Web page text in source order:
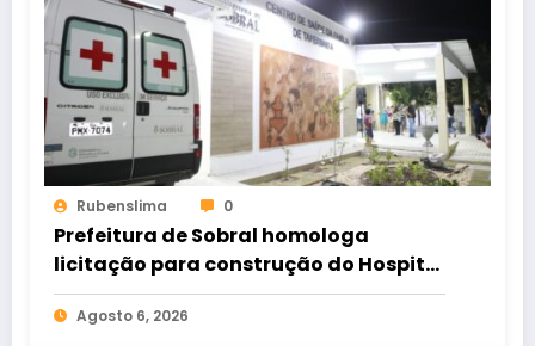
Rubenslima 0
Prefeitura de Sobral homologa
licitação para construção do Hospital
de Taperuaba
Agosto 6, 2026